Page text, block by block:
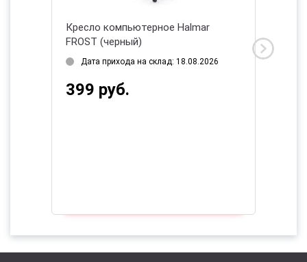
Кресло компьютерное Halmar
FROST (черный)
Дата прихода на склад: 18.08.2026
399 руб.